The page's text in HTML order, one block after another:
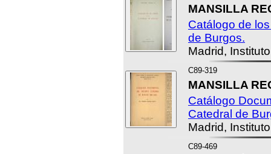
MANSILLA
Catálogo de
de Burgos.
Madrid,
C89-319
MANSILLA
Catálogo
Catedral de
Madrid,
C89-469